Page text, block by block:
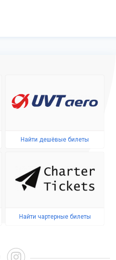
Найти дешёвые билеты
Найти чартерные билеты